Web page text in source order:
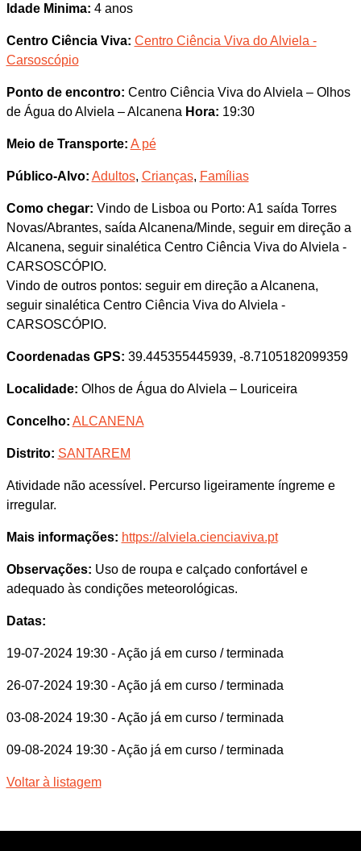
Idade Minima: 4 anos
Centro Ciência Viva: Centro Ciência Viva do Alviela -
Carsoscópio
Ponto de encontro: Centro Ciência Viva do Alviela – Olhos
de Água do Alviela – Alcanena Hora: 19:30
Meio de Transporte: A pé
Público-Alvo: Adultos, Crianças, Famílias
Como chegar: Vindo de Lisboa ou Porto: A1 saída Torres
Novas/Abrantes, saída Alcanena/Minde, seguir em direção a
Alcanena, seguir sinalética Centro Ciência Viva do Alviela -
CARSOSCÓPIO.
Vindo de outros pontos: seguir em direção a Alcanena,
seguir sinalética Centro Ciência Viva do Alviela -
CARSOSCÓPIO.
Coordenadas GPS: 39.445355445939, -8.7105182099359
Localidade: Olhos de Água do Alviela – Louriceira
Concelho: ALCANENA
Distrito: SANTAREM
Atividade não acessível. Percurso ligeiramente íngreme e
irregular.
Mais informações: https://alviela.cienciaviva.pt
Observações: Uso de roupa e calçado confortável e
adequado às condições meteorológicas.
Datas:
19-07-2024 19:30 - Ação já em curso / terminada
26-07-2024 19:30 - Ação já em curso / terminada
03-08-2024 19:30 - Ação já em curso / terminada
09-08-2024 19:30 - Ação já em curso / terminada
Voltar à listagem